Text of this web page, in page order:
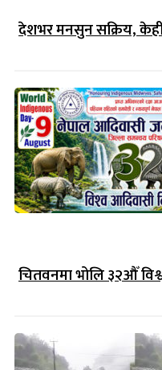
देशभर मनसुन सक्रिय, केही
चितवनमा भोलि ३२औँ